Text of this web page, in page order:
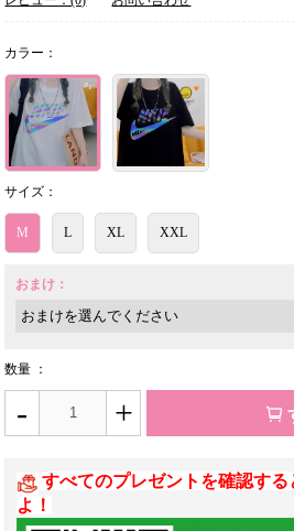
カラー：
サイズ：
M L XL XXL
おまけ：
数量 ：
- +
すべてのプレゼントを確認す
よ！